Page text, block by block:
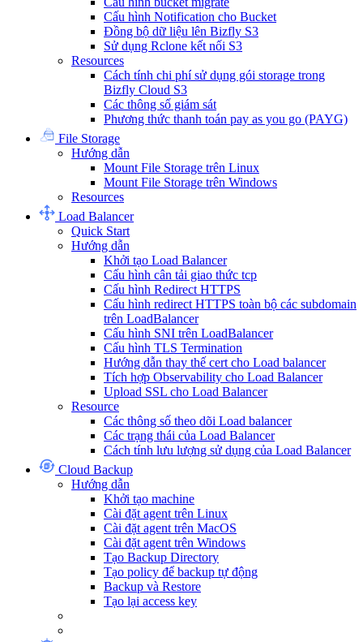
Cấu hình Notification cho Bucket
Đồng bộ dữ liệu lên Bizfly S3
Sử dụng Rclone kết nối S3
Resources
Cách tính chi phí sử dụng gói storage trong
Bizfly Cloud S3
Các thông số giám sát
Phương thức thanh toán pay as you go (PAYG)
File Storage
Hướng dẫn
Mount File Storage trên Linux
Mount File Storage trên Windows
Resources
Load Balancer
Quick Start
Hướng dẫn
Khởi tạo Load Balancer
Cấu hình cân tải giao thức tcp
Cấu hình Redirect HTTPS
Cấu hình redirect HTTPS toàn bộ các subdomain
trên LoadBalancer
Cấu hình SNI trên LoadBalancer
Cấu hình TLS Termination
Hướng dẫn thay thế cert cho Load balancer
Tích hợp Observability cho Load Balancer
Upload SSL cho Load Balancer
Resource
Các thông số theo dõi Load balancer
Các trạng thái của Load Balancer
Cách tính lưu lượng sử dụng của Load Balancer
Cloud Backup
Hướng dẫn
Khởi tạo machine
Cài đặt agent trên Linux
Cài đặt agent trên MacOS
Cài đặt agent trên Windows
Tạo Backup Directory
Tạo policy để backup tự động
Backup và Restore
Tạo lại access key